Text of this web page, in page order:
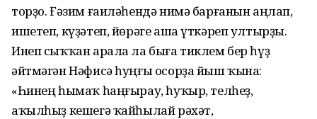
торҙо. Ғәзим ғаиләһендә нимә барғанын аңлап,
ишетеп, күҙәтеп, йөрәге аша үткәреп ултырҙы.
Инеп сыҡҡан арала ла быға тиклем бер һүҙ
әйтмәгән Нәфисә һуңғы осорҙа йыш ҡына:
«Һинең һымаҡ һаңғырау, һуҡыр, телһеҙ,
аҡылһыҙ кешегә ҡайһылай рәхәт,